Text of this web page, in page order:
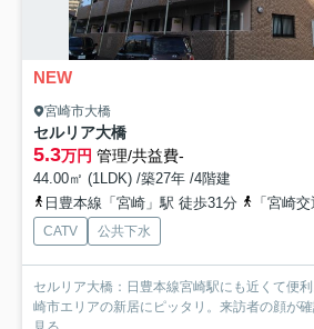
NEW
宮崎市大橋
セルリア大橋
5.3万円 管理/共益費-
44.00㎡ (1LDK) /築27年 /4階建
日豊本線「宮崎」駅 徒歩31分
「宮崎交
CATV 公共下水
セルリア大橋：日豊本線宮崎駅にも近くて便
崎市エリアの新居にピッタリ。来訪者の顔が